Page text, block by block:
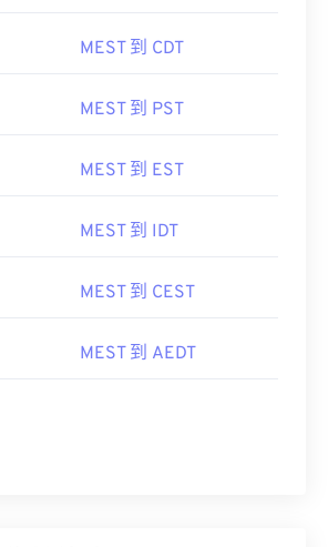
MEST 到 CDT
MEST 到 PST
MEST 到 EST
MEST 到 IDT
MEST 到 CEST
MEST 到 AEDT